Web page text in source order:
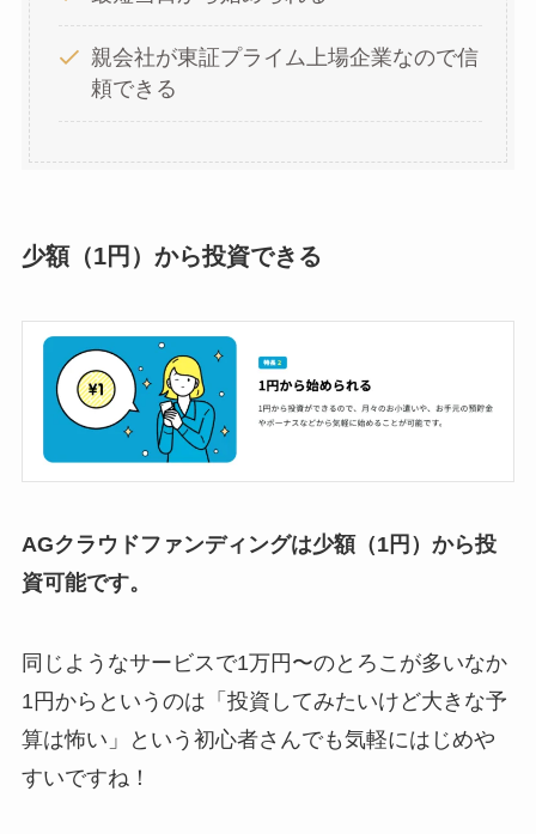
親会社が東証プライム上場企業なので信
頼できる
少額（1円）から投資できる
AGクラウドファンディングは少額（1円）から投
資可能です。
同じようなサービスで1万円〜のとろこが多いなか
1円からというのは「投資してみたいけど大きな予
算は怖い」という初心者さんでも気軽にはじめや
すいですね！